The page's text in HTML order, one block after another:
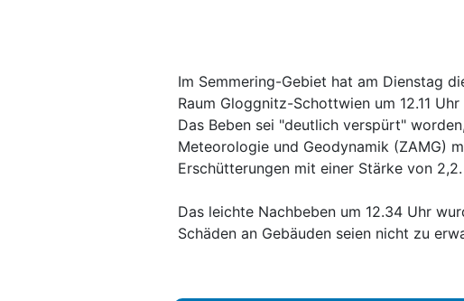
Im Semmering-Gebiet hat am Dienstag
Raum Gloggnitz-Schottwien um 12.11
Das Beben sei "deutlich verspürt"
Meteorologie und Geodynamik (ZAMG)
Erschütterungen mit einer Stärke von 2,2.
Das leichte Nachbeben um 12.34 Uhr
Schäden an Gebäuden seien nicht zu